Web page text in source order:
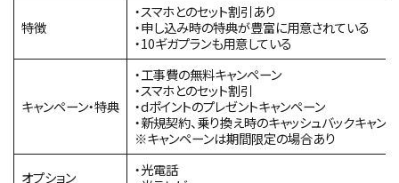
特徴
・スマホとのセット割引あり
・申し込み時の特典が豊富に用意されている
・10ギガプランも用意している
キャンペーン・特典
・工事費の無料キャンペーン
・スマホとのセット割引
・dポイントのプレゼントキャンペーン
・新規契約、乗り換え時のキャッシュバックキャン
※キャンペーンは期間限定の場合あり
オプション
・光電話